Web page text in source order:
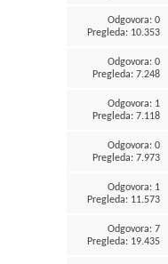
Odgovora: 0
Pregleda: 10.353
Odgovora: 0
Pregleda: 7.248
Odgovora: 1
Pregleda: 7.118
Odgovora: 0
Pregleda: 7.973
Odgovora: 1
Pregleda: 11.573
Odgovora: 7
Pregleda: 19.435